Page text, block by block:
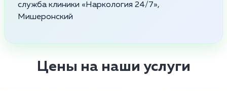
служба клиники «Наркология 24/7»,
Мишеронский
Цены на наши услуги